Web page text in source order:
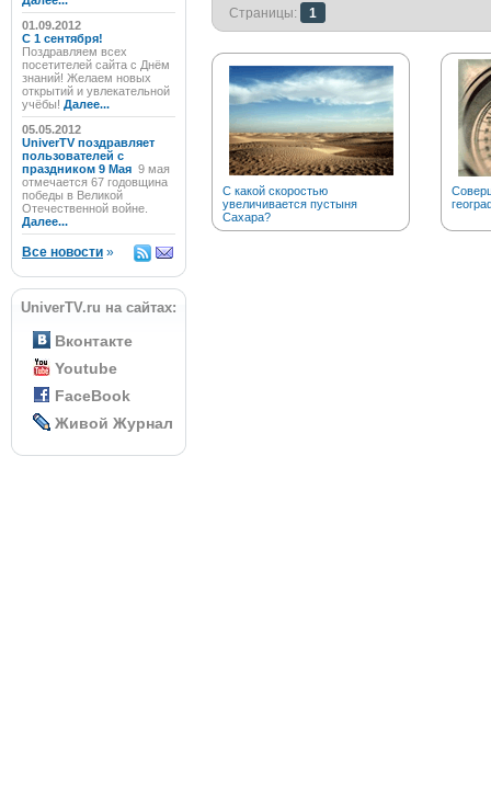
01.09.2012
C 1 сентября!
Поздравляем всех
посетителей сайта с Днём
знаний! Желаем новых
открытий и увлекательной
учёбы! Далее...
05.05.2012
UniverTV поздравляет
пользователей с
праздником 9 Мая 9 мая
отмечается 67 годовщина
победы в Великой
Отечественной войне.
Далее...
Все новости »
UniverTV.ru на сайтах:
Вконтакте
Youtube
FaceBook
Живой Журнал
Страницы: 1
С какой скоростью
увеличивается пустыня
Сахара?